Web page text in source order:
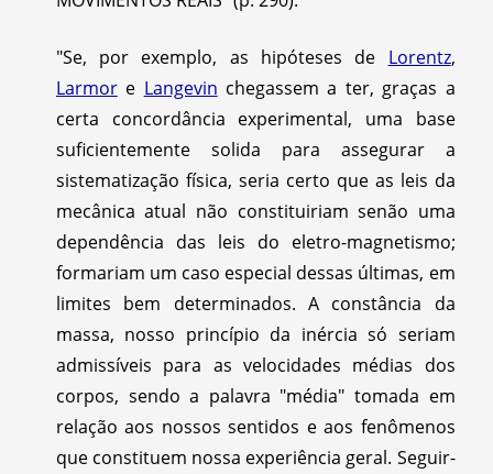
"Se, por exemplo, as hipóteses de Lorentz,
Larmore Langevin chegassem a ter, graças a
certa concordância experimental, uma base
suficientemente solida para assegurar a
sistematização física, seria certo que as leis da
mecânica atual não constituiriam senão uma
dependência das leis do eletro-magnetismo;
formariam um caso especial dessas últimas, em
limites bem determinados. A constância da
massa, nosso princípio da inércia só seriam
admissíveis para as velocidades médias dos
corpos, sendo a palavra "média" tomada em
relação aos nossos sentidos e aos fenômenos
que constituem nossa experiência geral. Seguir-